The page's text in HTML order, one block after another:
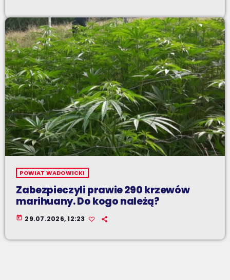
POWIAT WADOWICKI
Zabezpieczyli prawie 290 krzewów
marihuany. Do kogo należą?
today 29.07.2026, 12:23